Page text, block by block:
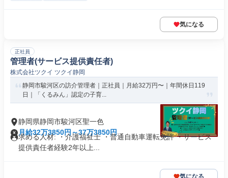
気になる
正社員
管理者(サービス提供責任者)
株式会社ツクイ ツクイ静岡
静岡市駿河区の訪介管理者｜正社員｜月給32万円〜｜年間休日119
日｜「くるみん」認定の子育...
静岡県静岡市駿河区聖一色
月給32万3850円～37万3850円
求める人材: ・介護福祉士 ・普通自動車運転免許 ・サービス
提供責任者経験2年以上...
気になる